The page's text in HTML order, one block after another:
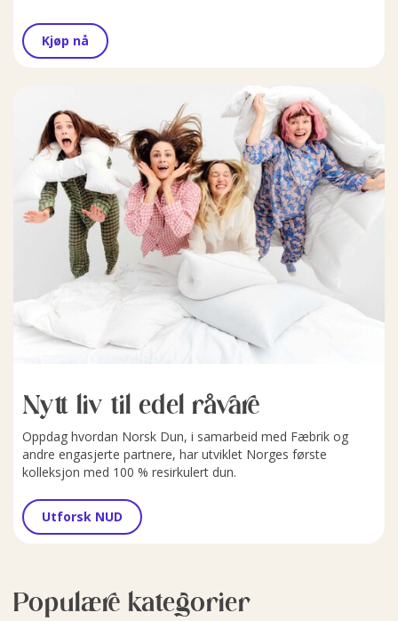
Kjøp nå
Nytt liv til edel råvare
Oppdag hvordan Norsk Dun, i samarbeid med Fæbrik og
andre engasjerte partnere, har utviklet Norges første
kolleksjon med 100 % resirkulert dun.
Utforsk NUD
Populære kategorier